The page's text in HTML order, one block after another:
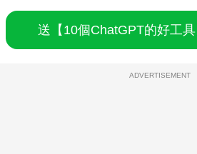
送【10個ChatGPT的好工
ADVERTISEMENT